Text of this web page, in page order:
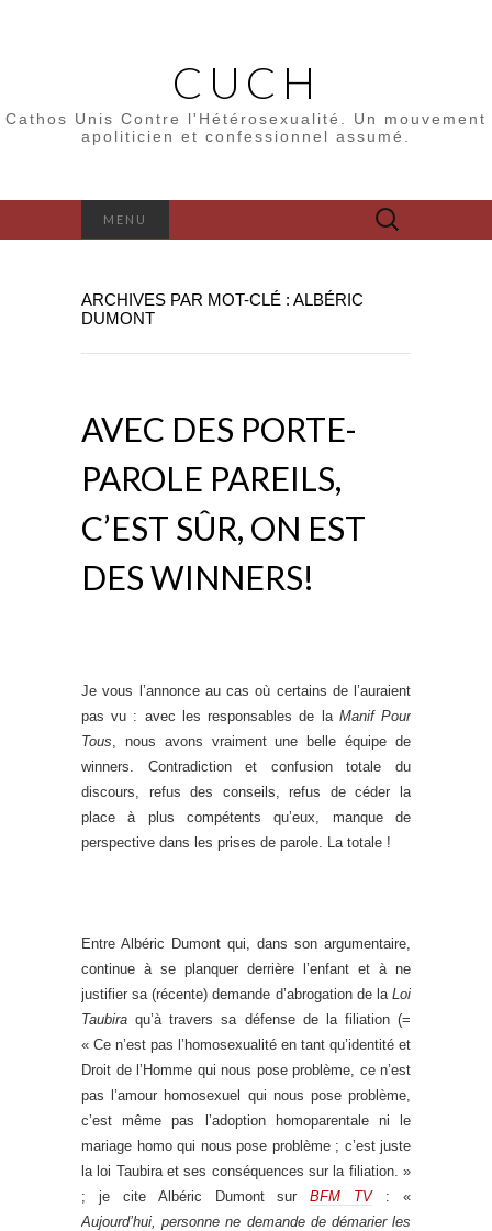
CUCH
Cathos Unis Contre l'Hétérosexualité. Un mouvement
apoliticien et confessionnel assumé.
MENU Rechercher :
ARCHIVES PAR MOT-CLÉ : ALBÉRIC
DUMONT
AVEC DES PORTE-
PAROLE PAREILS,
C’EST SÛR, ON EST
DES WINNERS!
Je vous l’annonce au cas où certains de l’auraient
pas vu : avec les responsables de la Manif Pour
Tous, nous avons vraiment une belle équipe de
winners. Contradiction et confusion totale du
discours, refus des conseils, refus de céder la
place à plus compétents qu’eux, manque de
perspective dans les prises de parole. La totale !
Entre Albéric Dumont qui, dans son argumentaire,
continue à se planquer derrière l’enfant et à ne
justifier sa (récente) demande d’abrogation de la Loi
Taubira qu’à travers sa défense de la filiation (=
« Ce n’est pas l’homosexualité en tant qu’identité et
Droit de l’Homme qui nous pose problème, ce n’est
pas l’amour homosexuel qui nous pose problème,
c’est même pas l’adoption homoparentale ni le
mariage homo qui nous pose problème ; c’est juste
la loi Taubira et ses conséquences sur la filiation. »
; je cite Albéric Dumont surBFM TV: «
Aujourd’hui, personne ne demande de démarier les